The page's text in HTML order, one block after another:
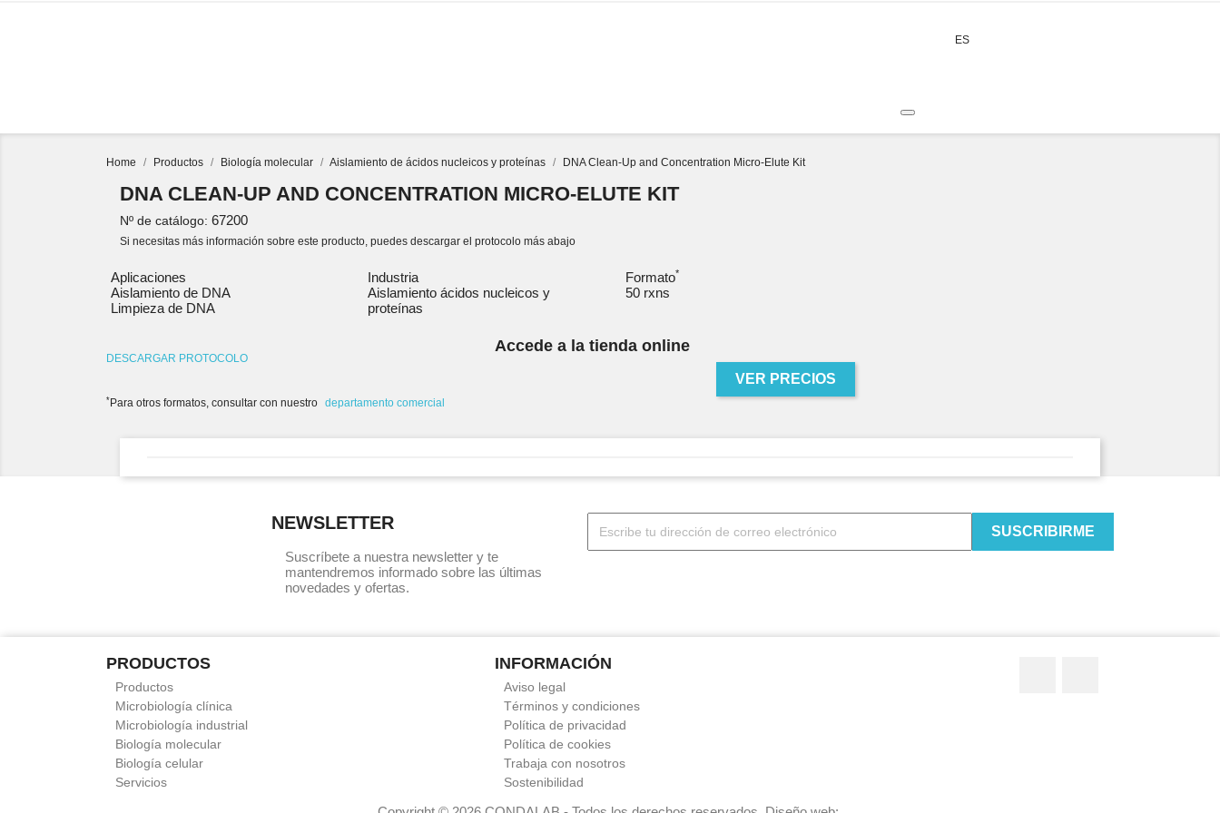
ES
Home Productos Biología molecular Aislamiento de ácidos nucleicos y proteínas DNA Clean-Up and Concentration Micro-Elute Kit
DNA CLEAN-UP AND CONCENTRATION MICRO-ELUTE KIT
Nº de catálogo: 67200
Si necesitas más información sobre este producto, puedes descargar el protocolo más abajo
Aplicaciones
Aislamiento de DNA
Limpieza de DNA
Industria
Aislamiento ácidos nucleicos y
proteínas
Formato*
50 rxns
DESCARGAR PROTOCOLO
Accede a la tienda online
VER PRECIOS
* Para otros formatos, consultar con nuestro departamento comercial
NEWSLETTER
Suscríbete a nuestra newsletter y te
mantendremos informado sobre las últimas
novedades y ofertas.
PRODUCTOS
Productos
Microbiología clínica
Microbiología industrial
Biología molecular
Biología celular
Servicios
INFORMACIÓN
Aviso legal
Términos y condiciones
Política de privacidad
Política de cookies
Trabaja con nosotros
Sostenibilidad